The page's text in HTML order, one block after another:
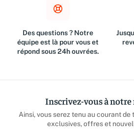
Des questions ? Notre
équipe est là pour vous et
répond sous 24h ouvrées.
Inscrivez-vous à
Ainsi, vous serez tenu au courant de
exclusives, offres et